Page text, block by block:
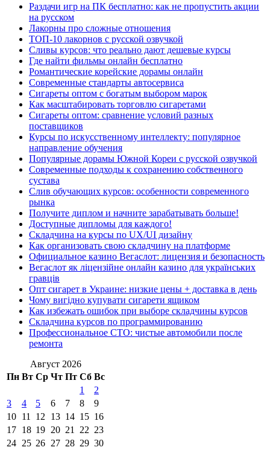
Раздачи игр на ПК бесплатно: как не пропустить акции
на русском
Лакорны про сложные отношения
ТОП-10 лакорнов с русской озвучкой
Сливы курсов: что реально дают дешевые курсы
Где найти фильмы онлайн бесплатно
Романтические корейские дорамы онлайн
Современные стандарты автосервиса
Сигареты оптом с богатым выбором марок
Как масштабировать торговлю сигаретами
Сигареты оптом: сравнение условий разных
поставщиков
Курсы по искусственному интеллекту: популярное
направление обучения
Популярные дорамы Южной Кореи с русской озвучкой
Современные подходы к сохранению собственного
сустава
Слив обучающих курсов: особенности современного
рынка
Получите диплом и начните зарабатывать больше!
Доступные дипломы для каждого!
Складчина на курсы по UX/UI дизайну
Как организовать свою складчину на платформе
Официальное казино Вегаслот: лицензия и безопасность
Вегаслот як ліцензійне онлайн казино для українських
гравців
Опт сигарет в Украине: низкие цены + доставка в день
Чому вигідно купувати сигарети ящиком
Как избежать ошибок при выборе складчины курсов
Складчина курсов по программированию
Профессиональное СТО: чистые автомобили после
ремонта
Август 2026
Пн Вт Ср Чт Пт Сб Вс
1
2
3
4 5 6 7 8
9
10 11 12 13 14 15 16
17 18 19 20 21 22 23
24 25 26 27 28 29 30